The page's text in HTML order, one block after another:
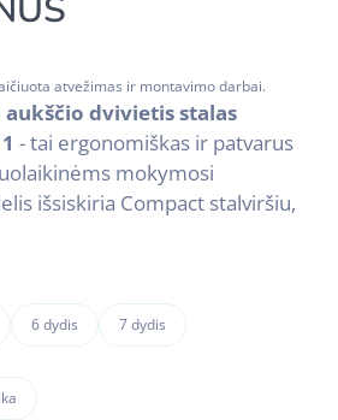
atvežimas ir montavimo darbai.
dvivietis stalas
- tai ergonomiškas ir patvarus
mokymosi
išsiskiria Compact stalviršiu,
6 dydis 7 dydis